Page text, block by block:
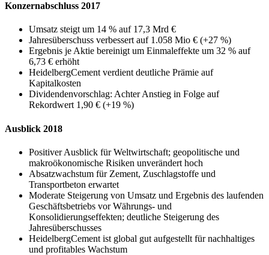
Konzernabschluss 2017
Umsatz steigt um 14 % auf 17,3 Mrd €
Jahresüberschuss verbessert auf 1.058 Mio € (+27 %)
Ergebnis je Aktie bereinigt um Einmaleffekte um 32 % auf
6,73 € erhöht
HeidelbergCement verdient deutliche Prämie auf
Kapitalkosten
Dividendenvorschlag: Achter Anstieg in Folge auf
Rekordwert 1,90 € (+19 %)
Ausblick 2018
Positiver Ausblick für Weltwirtschaft; geopolitische und
makroökonomische Risiken unverändert hoch
Absatzwachstum für Zement, Zuschlagstoffe und
Transportbeton erwartet
Moderate Steigerung von Umsatz und Ergebnis des laufenden
Geschäftsbetriebs vor Währungs- und
Konsolidierungseffekten; deutliche Steigerung des
Jahresüberschusses
HeidelbergCement ist global gut aufgestellt für nachhaltiges
und profitables Wachstum